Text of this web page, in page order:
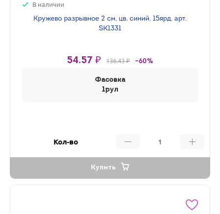
В наличии
Кружево разрывное 2 см, цв. синий, 15ярд, арт.
SK1331
54.57 ₽ 136.43 ₽ -60%
Фасовка
1рул
Кол-во
Купить